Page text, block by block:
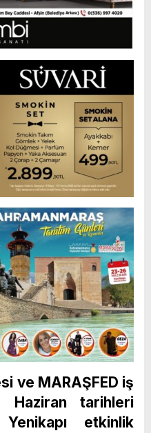
ve MARAŞFED iş
tarihleri
etkinlik